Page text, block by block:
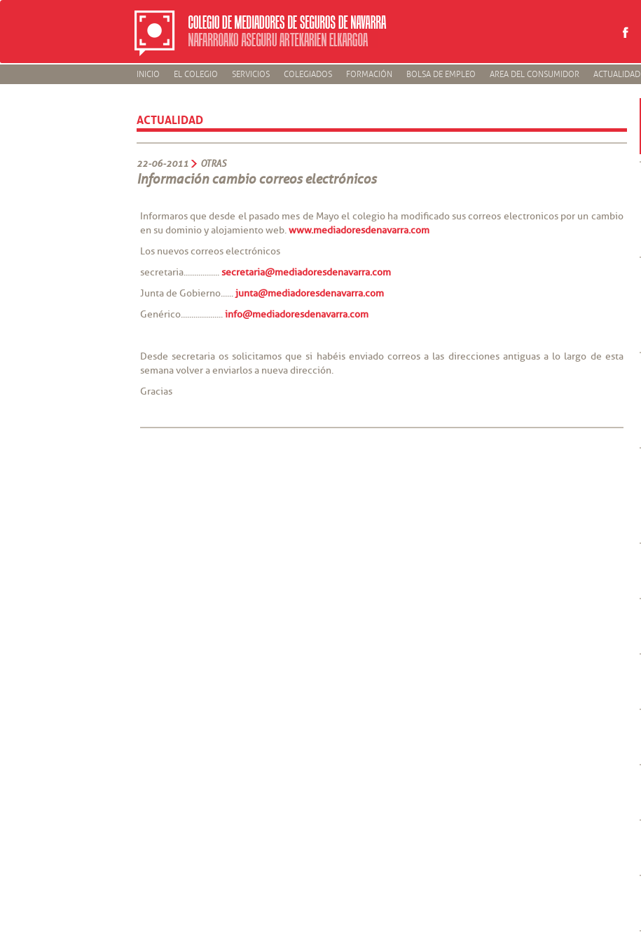
INICIO EL COLEGIO SERVICIOS COLEGIADOS FORMACIÓN BOLSA DE EMPLEO AREA DEL CONSUMIDOR ACTUALIDAD
ACTUALIDAD
22-06-2011 OTRAS
Información cambio correos electrónicos
Informaros que desde el pasado mes de Mayo el colegio ha modificado sus correos electronicos por un cambio
en su dominio y alojamiento web.www.mediadoresdenavarra.com
Los nuevos correos electrónicos
secretaria.................secretaria@mediadoresdenavarra.com
Junta de Gobierno......junta@mediadoresdenavarra.com
Genérico....................info@mediadoresdenavarra.com
Desde secretaria os solicitamos que si habéis enviado correos a las direcciones antiguas a lo largo de esta
semana volver a enviarlos a nueva dirección.
Gracias